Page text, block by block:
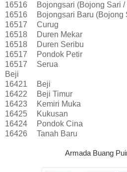
16516
Bojongsari (Bojong Sari /
16516
Bojongsari Baru (Bojong
16517
Curug
16518
Duren Mekar
16518
Duren Seribu
16517
Pondok Petir
16517
Serua
Beji
16421
Beji
16422
Beji Timur
16423
Kemiri Muka
16425
Kukusan
16424
Pondok Cina
16426
Tanah Baru
Armada Buang